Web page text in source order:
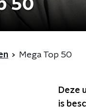
50
Mega Top 50
Deze
is